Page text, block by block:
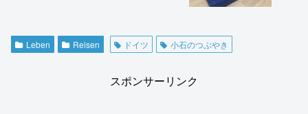
Leben Reisen ドイツ 小石のつぶやき
スポンサーリンク